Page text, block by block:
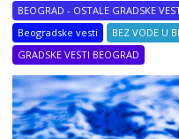
BEOGRAD - OSTALE GRADSKE
Beogradske vesti
BEZ VODE U
GRADSKE VESTI BEOGRAD